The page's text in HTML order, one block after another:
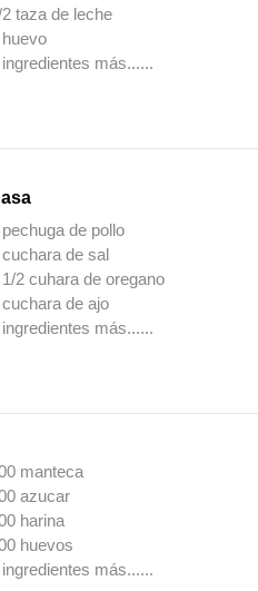
2 taza de leche
huevo
más......
pechuga de pollo
cuchara de sal
1/2 cuhara de oregano
cuchara de ajo
más......
manteca
azucar
harina
huevos
más......